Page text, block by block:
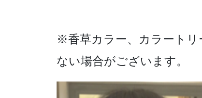
※香草カラー、カラートリ
ない場合がございます。